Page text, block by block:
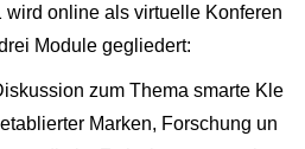
wird online als virtuelle Konferen
Module gegliedert:
zum Thema smarte Kle
Marken, Forschung un